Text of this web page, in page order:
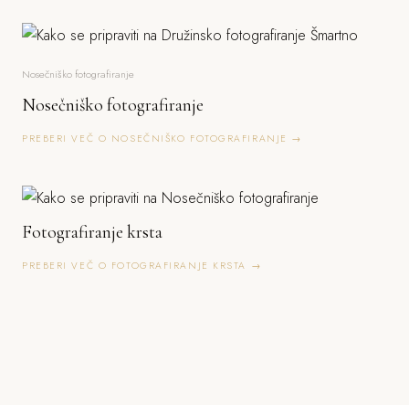
Nosečniško fotografiranje
Nosečniško fotografiranje
PREBERI VEČ O NOSEČNIŠKO FOTOGRAFIRANJE →
Fotografiranje krsta
PREBERI VEČ O FOTOGRAFIRANJE KRSTA →